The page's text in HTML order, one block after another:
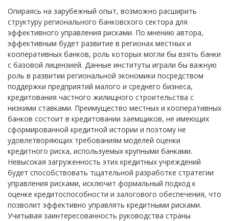
Опираясь на зарубежный опыт, возможно расширить
структуру регионального банковского сектора для
эффективного управления рисками. По мнению автора,
эффективным будет развитие в регионах местных и
кооперативных банков, роль которых могли бы взять банки
с базовой лицензией. Данные институты играли бы важную
роль в развитии региональной экономики посредством
поддержки предприятий малого и среднего бизнеса,
кредитования частного жилищного строительства с
низкими ставками. Преимущество местных и кооперативных
банков состоит в кредитовании заемщиков, не имеющих
сформированной кредитной истории и поэтому не
удовлетворяющих требованиям моделей оценки
кредитного риска, используемых крупными банками.
Невысокая загруженность этих кредитных учреждений
будет способствовать тщательной разработке стратегии
управления рисками, исключит формальный подход к
оценке кредитоспособности и залогового обеспечения, что
позволит эффективно управлять кредитными рисками.
Учитывая заинтересованность руководства страны